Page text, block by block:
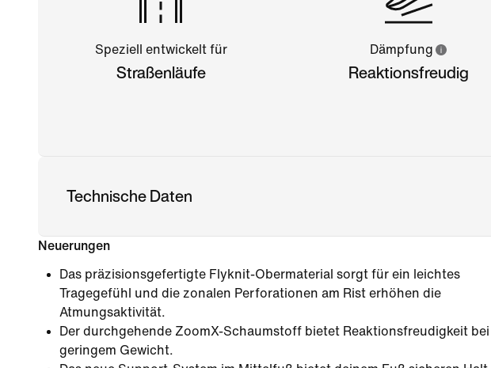
Speziell entwickelt für
Straßenläufe
Dämpfung
Reaktionsfreudig
Technische Daten
Neuerungen
Das präzisionsgefertigte Flyknit-Obermaterial sorgt für ein leichtes
Tragegefühl und die zonalen Perforationen am Rist erhöhen die
Atmungsaktivität.
Der durchgehende ZoomX-Schaumstoff bietet Reaktionsfreudigkeit bei
geringem Gewicht.